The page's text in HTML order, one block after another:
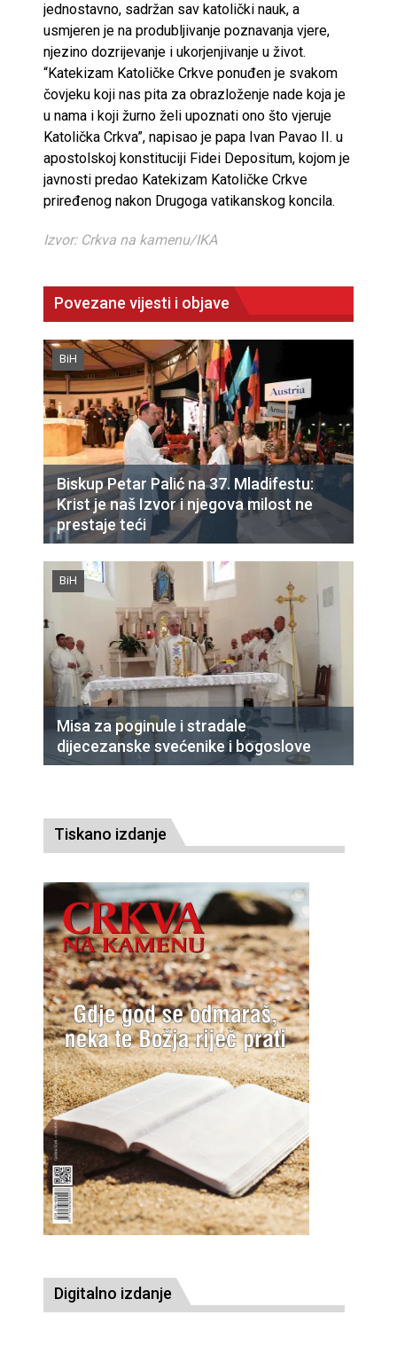
jednostavno, sadržan sav katolički nauk, a
usmjeren je na produbljivanje poznavanja vjere,
njezino dozrijevanje i ukorjenjivanje u život.
“Katekizam Katoličke Crkve ponuđen je svakom
čovjeku koji nas pita za obrazloženje nade koja je
u nama i koji žurno želi upoznati ono što vjeruje
Katolička Crkva”, napisao je papa Ivan Pavao II. u
apostolskoj konstituciji Fidei Depositum, kojom je
javnosti predao Katekizam Katoličke Crkve
priređenog nakon Drugoga vatikanskog koncila.
Izvor: Crkva na kamenu/IKA
Povezane vijesti i objave
BiH
Biskup Petar Palić na 37. Mladifestu:
Krist je naš Izvor i njegova milost ne
prestaje teći
BiH
Misa za poginule i stradale
dijecezanske svećenike i bogoslove
Tiskano izdanje
Digitalno izdanje